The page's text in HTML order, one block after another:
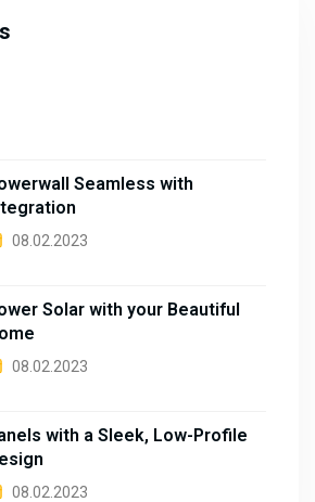
Seamless with
08.02.2023
Solar with your Beautiful
08.02.2023
with a Sleek, Low-Profile
08.02.2023